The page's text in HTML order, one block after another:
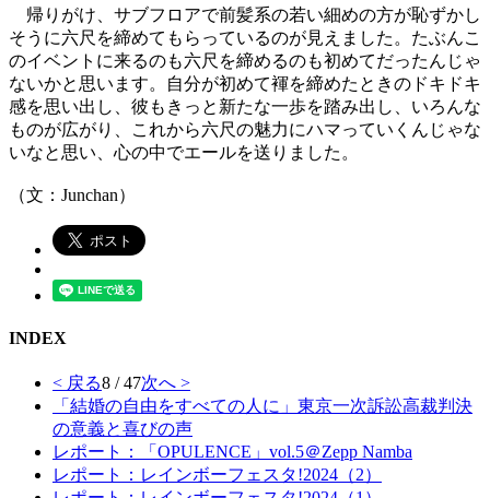
帰りがけ、サブフロアで前髪系の若い細めの方が恥ずかし
そうに六尺を締めてもらっているのが見えました。たぶんこ
のイベントに来るのも六尺を締めるのも初めてだったんじゃ
ないかと思います。自分が初めて褌を締めたときのドキドキ
感を思い出し、彼もきっと新たな一歩を踏み出し、いろんな
ものが広がり、これから六尺の魅力にハマっていくんじゃな
いなと思い、心の中でエールを送りました。
（文：Junchan）
INDEX
< 戻る8 / 47次へ >
「結婚の自由をすべての人に」東京一次訴訟高裁判決
の意義と喜びの声
レポート：「OPULENCE」vol.5＠Zepp Namba
レポート：レインボーフェスタ!2024（2）